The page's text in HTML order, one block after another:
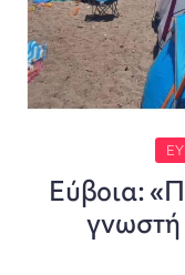
Εύβοια:
γνωστή